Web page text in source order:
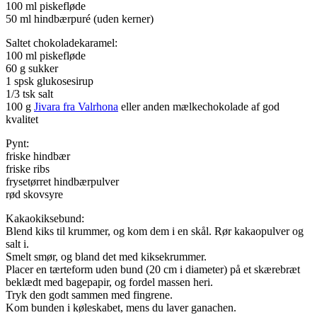
100 ml piskefløde
50 ml hindbærpuré (uden kerner)
Saltet chokoladekaramel:
100 ml piskefløde
60 g sukker
1 spsk glukosesirup
1/3 tsk salt
100 g Jivara fra Valrhona eller anden mælkechokolade af god
kvalitet
Pynt:
friske hindbær
friske ribs
frysetørret hindbærpulver
rød skovsyre
Kakaokiksebund:
Blend kiks til krummer, og kom dem i en skål. Rør kakaopulver og
salt i.
Smelt smør, og bland det med kiksekrummer.
Placer en tærteform uden bund (20 cm i diameter) på et skærebræt
beklædt med bagepapir, og fordel massen heri.
Tryk den godt sammen med fingrene.
Kom bunden i køleskabet, mens du laver ganachen.